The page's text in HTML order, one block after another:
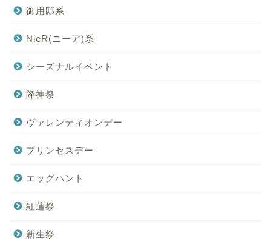
御用邸系
NieR(ニーア)系
シーズナルイベント
降神祭
ヴァレンティオンデー
プリンセスデー
エッグハント
紅蓮祭
新生祭